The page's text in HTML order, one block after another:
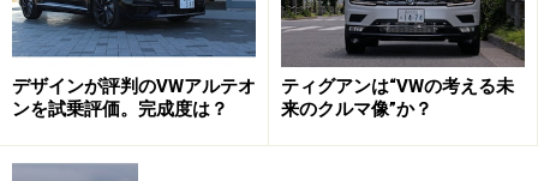
っしりと安定して見えるのだ。しかも、エッジの効いた
フォルムとあいまって、非常にシャープでスマートな印
象で潔い。イマドキ、潔いくらいにクリーンな造詣。つ
まり、日本人好みのカタチ、だと思う。
デザインが評判のVWアルテオ
ンを試乗評価。完成度は？
ティグアンは“VWの考える未
来のクルマ像”か？